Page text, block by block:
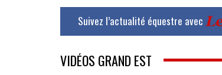
Suivez l’actualité équestre avec
VIDÉOS GRAND EST